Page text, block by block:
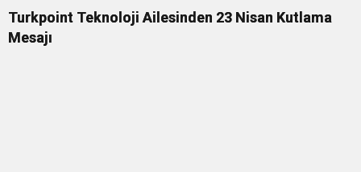
Turkpoint Teknoloji Ailesinden 23 Nisan Kutlama
Mesajı